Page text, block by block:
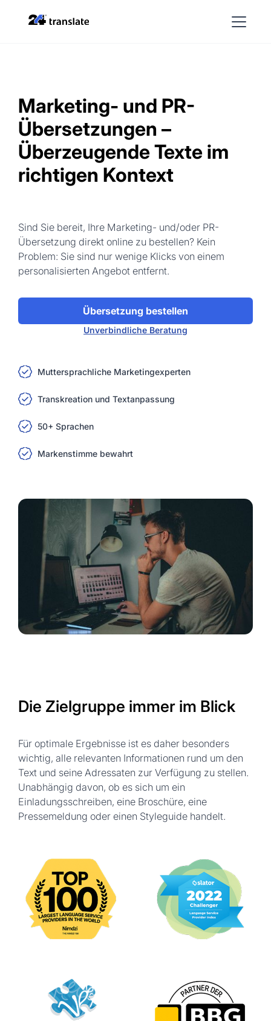
Marketing- und PR-
Übersetzungen –
Überzeugende Texte im
richtigen Kontext
Sind Sie bereit, Ihre Marketing- und/oder PR-
Übersetzung direkt online zu bestellen? Kein
Problem: Sie sind nur wenige Klicks von einem
personalisierten Angebot entfernt.
Übersetzung bestellen
Unverbindliche Beratung
Muttersprachliche Marketingexperten
Transkreation und Textanpassung
50+ Sprachen
Markenstimme bewahrt
Die Zielgruppe immer im Blick
Für optimale Ergebnisse ist es daher besonders
wichtig, alle relevanten Informationen rund um den
Text und seine Adressaten zur Verfügung zu stellen.
Unabhängig davon, ob es sich um ein
Einladungsschreiben, eine Broschüre, eine
Pressemeldung oder einen Styleguide handelt.